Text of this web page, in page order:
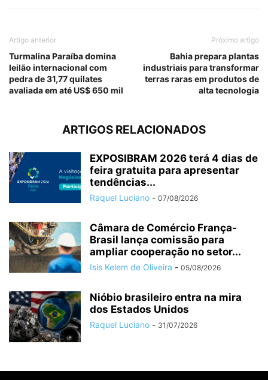
Artigo anterior
Turmalina Paraíba domina
leilão internacional com
pedra de 31,77 quilates
avaliada em até US$ 650 mil
Próximo artigo
Bahia prepara plantas
industriais para transformar
terras raras em produtos de
alta tecnologia
ARTIGOS RELACIONADOS
EXPOSIBRAM 2026 terá 4 dias de
feira gratuita para apresentar
tendências...
Raquel Luciano - 07/08/2026
Câmara de Comércio França-
Brasil lança comissão para
ampliar cooperação no setor...
Isis Kelem de Oliveira - 05/08/2026
Nióbio brasileiro entra na mira
dos Estados Unidos
Raquel Luciano - 31/07/2026